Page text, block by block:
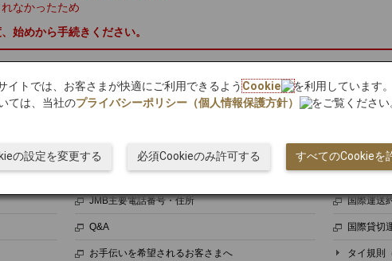
イトでは、お客さまが快適にご利用できるようCookie
を利用しています。
ては、当社のプライバシーポリシー（個人情報保護方針） をご覧ください
すべてのCookieを
必須Cookieのみ許可する
の設定を変更する
なかったため
始めから手続きください。
ヘルプ・お問い合わせ
JMB主要電話番号・住所
Q&A
お手伝いを希望されるお客さまへ
規定・約
個人情報
国際運送
国際貸切
タイ規則